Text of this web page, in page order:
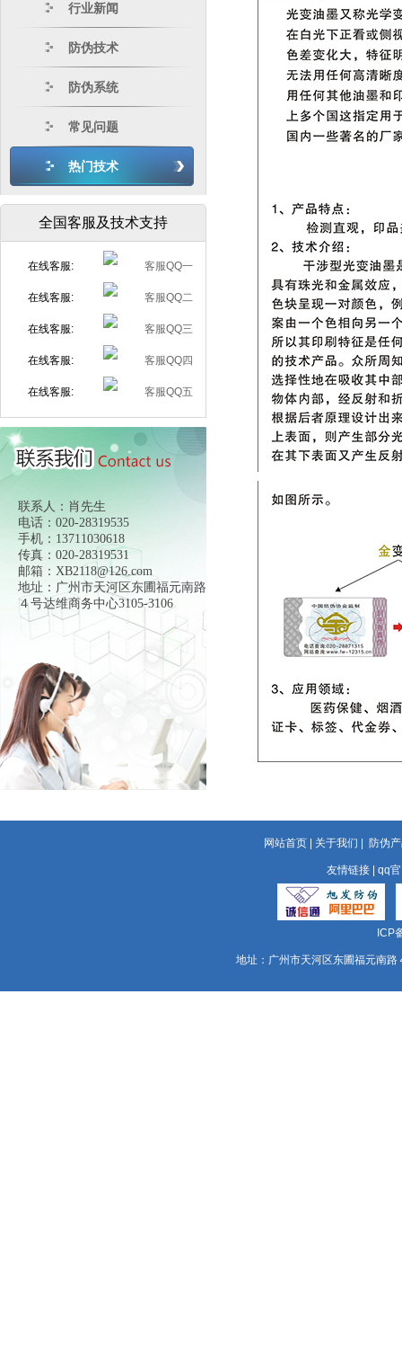
行业新闻
防伪技术
防伪系统
常见问题
热门技术
全国客服及技术支持
在线客服:
在线客服:
在线客服:
在线客服:
在线客服:
联系人：肖先生
电话：020-28319535
手机：13711030618
传真：020-28319531
邮箱：XB2118@126.com
地址：广州市天河区东圃福元南路
４号达维商务中心3105-3106
网站首页 关于我们 防伪
友情链接| qq
ICP
地址：广州市天河区东圃福元